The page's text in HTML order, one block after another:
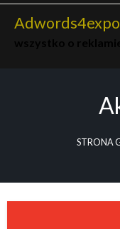
Skip
STRONA